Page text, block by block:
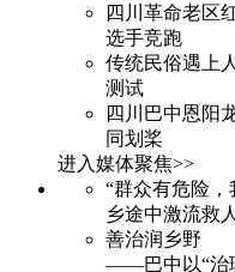
四川革命老区
选手竞跑
传统民俗遇上
测试
四川巴中恩阳
同划桨
进入媒体聚焦>>
“群众有危险，
乡途中激流救人
善治润乡野
——巴中以“治